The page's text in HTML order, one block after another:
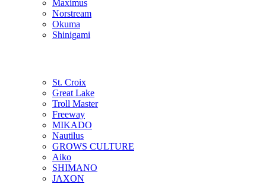
Maximus
Norstream
Okuma
Shinigami
St. Croix
Great Lake
Troll Master
Freeway
MIKADO
Nautilus
GROWS CULTURE
Aiko
SHIMANO
JAXON